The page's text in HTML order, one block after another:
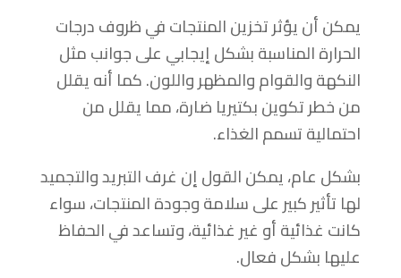
يمكن أن يؤثر تخزين المنتجات في ظروف درجات
الحرارة المناسبة بشكل إيجابي على جوانب مثل
النكهة والقوام والمظهر واللون. كما أنه يقلل
من خطر تكوين بكتيريا ضارة، مما يقلل من
احتمالية تسمم الغذاء.
بشكل عام، يمكن القول إن غرف التبريد والتجميد
لها تأثير كبير على سلامة وجودة المنتجات، سواء
كانت غذائية أو غير غذائية، وتساعد في الحفاظ
عليها بشكل فعال.